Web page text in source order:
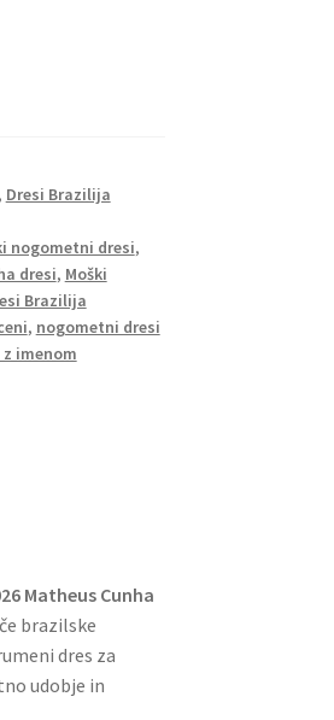
Dresi Brazilija
nogometni dresi,
dresi, Moški
Brazilija
, nogometni dresi
imenom
Matheus Cunha
brazilske
dres za
udobje in